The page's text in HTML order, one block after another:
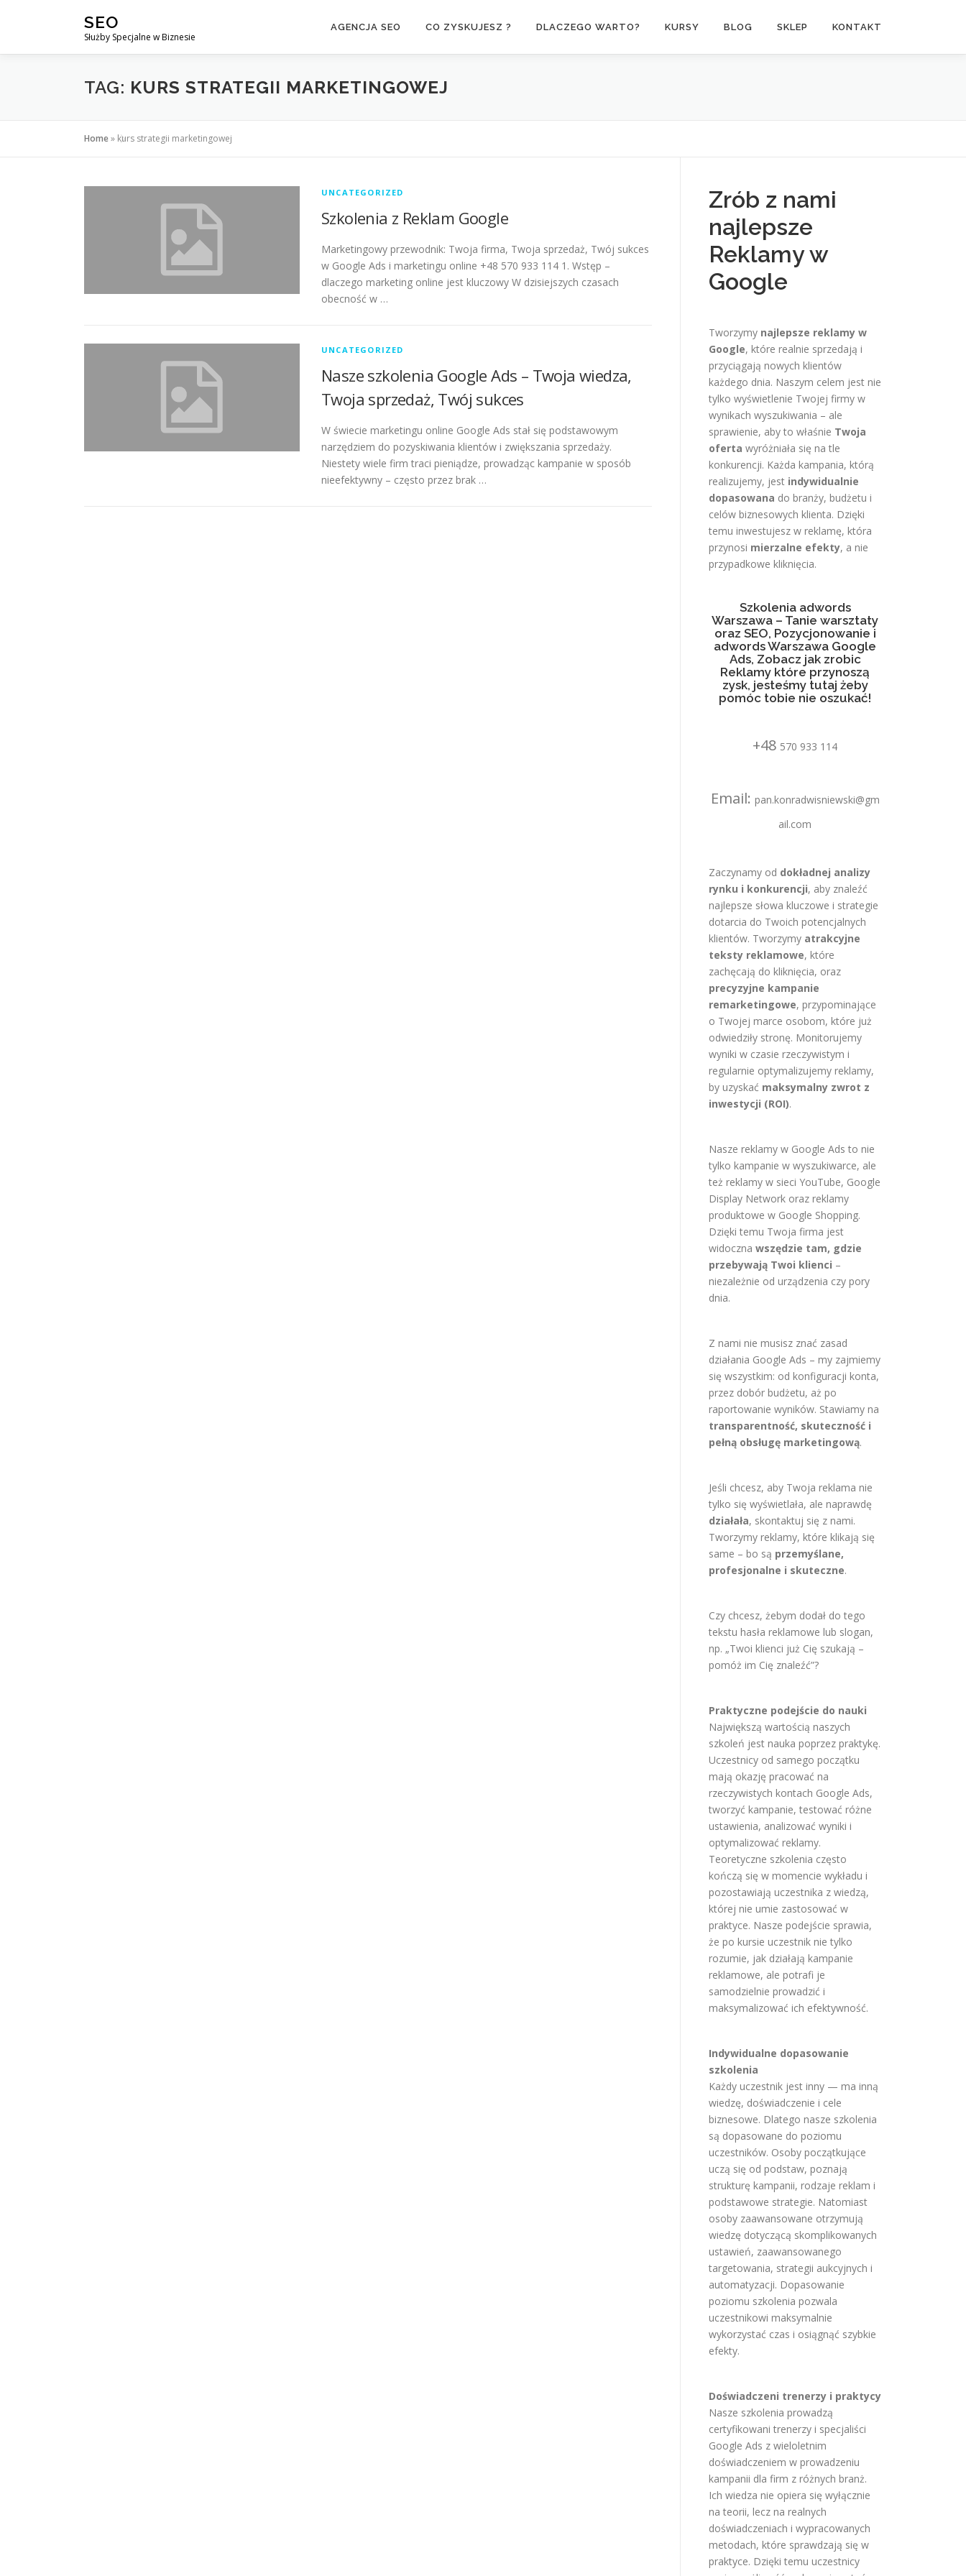
SEO
Służby Specjalne w Biznesie
AGENCJA SEO CO ZYSKUJESZ ? DLACZEGO WARTO? KURSY BLOG SKLEP KONTAKT
TAG: KURS STRATEGII MARKETINGOWEJ
Home» kurs strategii marketingowej
UNCATEGORIZED
Szkolenia z Reklam Google
Marketingowy przewodnik: Twoja firma, Twoja sprzedaż, Twój sukces
w Google Ads i marketingu online +48 570 933 114 1. Wstęp –
dlaczego marketing online jest kluczowy W dzisiejszych czasach
obecność w …
UNCATEGORIZED
Nasze szkolenia Google Ads – Twoja wiedza,
Twoja sprzedaż, Twój sukces
W świecie marketingu online Google Ads stał się podstawowym
narzędziem do pozyskiwania klientów i zwiększania sprzedaży.
Niestety wiele firm traci pieniądze, prowadząc kampanie w sposób
nieefektywny – często przez brak …
Zrób z nami
najlepsze
Reklamy w
Google
Tworzymy najlepsze reklamy w
Google, które realnie sprzedają i
przyciągają nowych klientów
każdego dnia. Naszym celem jest nie
tylko wyświetlenie Twojej firmy w
wynikach wyszukiwania – ale
sprawienie, aby to właśnie Twoja
oferta wyróżniała się na tle
konkurencji. Każda kampania, którą
realizujemy, jest indywidualnie
dopasowana do branży, budżetu i
celów biznesowych klienta. Dzięki
temu inwestujesz w reklamę, która
przynosi mierzalne efekty, a nie
przypadkowe kliknięcia.
Szkolenia adwords
Warszawa – Tanie warsztaty
oraz SEO, Pozycjonowanie i
adwords Warszawa Google
Ads, Zobacz jak zrobic
Reklamy które przynoszą
zysk, jesteśmy tutaj żeby
pomóc tobie nie oszukać!
+48 570 933 114
Email: pan.konradwisniewski@gm
ail.com
Zaczynamy od dokładnej analizy
rynku i konkurencji, aby znaleźć
najlepsze słowa kluczowe i strategie
dotarcia do Twoich potencjalnych
klientów. Tworzymy atrakcyjne
teksty reklamowe, które
zachęcają do kliknięcia, oraz
precyzyjne kampanie
remarketingowe, przypominające
o Twojej marce osobom, które już
odwiedziły stronę. Monitorujemy
wyniki w czasie rzeczywistym i
regularnie optymalizujemy reklamy,
by uzyskać maksymalny zwrot z
inwestycji (ROI).
Nasze reklamy w Google Ads to nie
tylko kampanie w wyszukiwarce, ale
też reklamy w sieci YouTube, Google
Display Network oraz reklamy
produktowe w Google Shopping.
Dzięki temu Twoja firma jest
widoczna wszędzie tam, gdzie
przebywają Twoi klienci –
niezależnie od urządzenia czy pory
dnia.
Z nami nie musisz znać zasad
działania Google Ads – my zajmiemy
się wszystkim: od konfiguracji konta,
przez dobór budżetu, aż po
raportowanie wyników. Stawiamy na
transparentność, skuteczność i
pełną obsługę marketingową.
Jeśli chcesz, aby Twoja reklama nie
tylko się wyświetlała, ale naprawdę
działała, skontaktuj się z nami.
Tworzymy reklamy, które klikają się
same – bo są przemyślane,
profesjonalne i skuteczne.
Czy chcesz, żebym dodał do tego
tekstu hasła reklamowe lub slogan,
np. „Twoi klienci już Cię szukają –
pomóż im Cię znaleźć”?
Praktyczne podejście do nauki
Największą wartością naszych
szkoleń jest nauka poprzez praktykę.
Uczestnicy od samego początku
mają okazję pracować na
rzeczywistych kontach Google Ads,
tworzyć kampanie, testować różne
ustawienia, analizować wyniki i
optymalizować reklamy.
Teoretyczne szkolenia często
kończą się w momencie wykładu i
pozostawiają uczestnika z wiedzą,
której nie umie zastosować w
praktyce. Nasze podejście sprawia,
że po kursie uczestnik nie tylko
rozumie, jak działają kampanie
reklamowe, ale potrafi je
samodzielnie prowadzić i
maksymalizować ich efektywność.
Indywidualne dopasowanie
szkolenia
Każdy uczestnik jest inny — ma inną
wiedzę, doświadczenie i cele
biznesowe. Dlatego nasze szkolenia
są dopasowane do poziomu
uczestników. Osoby początkujące
uczą się od podstaw, poznają
strukturę kampanii, rodzaje reklam i
podstawowe strategie. Natomiast
osoby zaawansowane otrzymują
wiedzę dotyczącą skomplikowanych
ustawień, zaawansowanego
targetowania, strategii aukcyjnych i
automatyzacji. Dopasowanie
poziomu szkolenia pozwala
uczestnikowi maksymalnie
wykorzystać czas i osiągnąć szybkie
efekty.
Doświadczeni trenerzy i praktycy
Nasze szkolenia prowadzą
certyfikowani trenerzy i specjaliści
Google Ads z wieloletnim
doświadczeniem w prowadzeniu
kampanii dla firm z różnych branż.
Ich wiedza nie opiera się wyłącznie
na teorii, lecz na realnych
doświadczeniach i wypracowanych
metodach, które sprawdzają się w
praktyce. Dzięki temu uczestnicy